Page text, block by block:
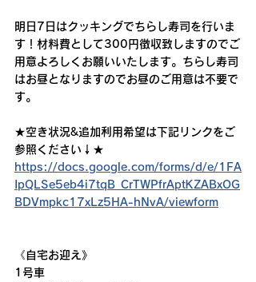
明日7日はクッキングでちらし寿司を行いま
す！材料費として300円徴収致しますのでご
用意よろしくお願いいたします。ちらし寿司
はお昼となりますのでお昼のご用意は不要で
す。
★空き状況&追加利用希望は下記リンクをご
参照ください↓★
https://docs.google.com/forms/d/e/1FA
IpQLSe5eb4i7tqB_CrTWPfrAptKZABxOG
BDVmpkc17xLz5HA-hNvA/viewform
《自宅お迎え》
1号車